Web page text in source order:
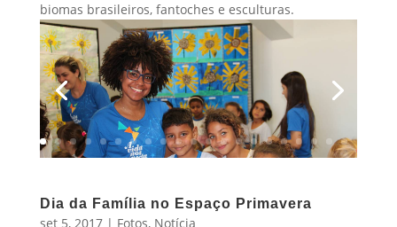
biomas brasileiros, fantoches e esculturas.
Dia da Família no Espaço Primavera
set 5, 2017| Fotos, Notícia